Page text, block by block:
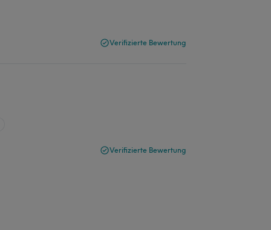
Verifizierte Bewertung
Verifizierte Bewertung